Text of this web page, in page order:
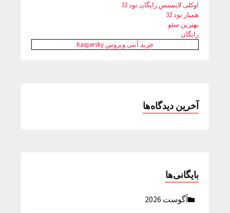
اوکلی لایسنس رایگان نود 32
همیار نود 32
بهترین سئو
رایگان
خرید آنتی ویروس Kaspersky
آخرین دیدگاه‌ها
بایگانی‌ها
آگوست 2026